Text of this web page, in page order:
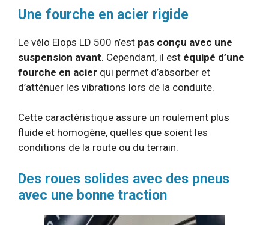
Une fourche en acier rigide
Le vélo Elops LD 500 n’est pas conçu avec une
suspension avant. Cependant, il est équipé d’une
fourche en acier qui permet d’absorber et
d’atténuer les vibrations lors de la conduite.
Cette caractéristique assure un roulement plus
fluide et homogène, quelles que soient les
conditions de la route ou du terrain.
Des roues solides avec des pneus
avec une bonne traction